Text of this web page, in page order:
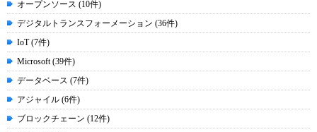
オープンソース (10件)
デジタルトランスフォーメーション (36件)
IoT (7件)
Microsoft (39件)
データベース (7件)
アジャイル (6件)
ブロックチェーン (12件)